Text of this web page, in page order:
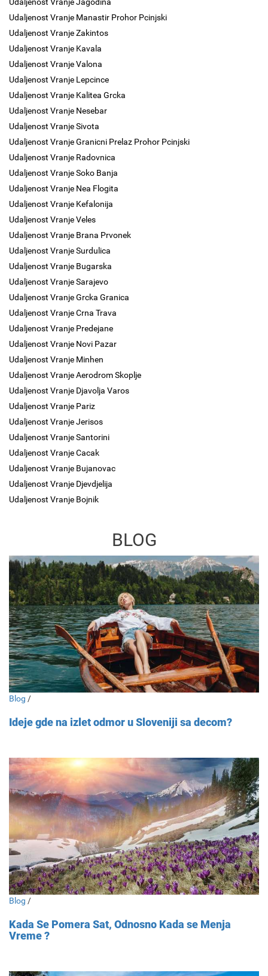
Udaljenost Vranje Manastir Prohor Pcinjski
Udaljenost Vranje Zakintos
Udaljenost Vranje Kavala
Udaljenost Vranje Valona
Udaljenost Vranje Lepcince
Udaljenost Vranje Kalitea Grcka
Udaljenost Vranje Nesebar
Udaljenost Vranje Sivota
Udaljenost Vranje Granicni Prelaz Prohor Pcinjski
Udaljenost Vranje Radovnica
Udaljenost Vranje Soko Banja
Udaljenost Vranje Nea Flogita
Udaljenost Vranje Kefalonija
Udaljenost Vranje Veles
Udaljenost Vranje Brana Prvonek
Udaljenost Vranje Surdulica
Udaljenost Vranje Bugarska
Udaljenost Vranje Sarajevo
Udaljenost Vranje Grcka Granica
Udaljenost Vranje Crna Trava
Udaljenost Vranje Predejane
Udaljenost Vranje Novi Pazar
Udaljenost Vranje Minhen
Udaljenost Vranje Aerodrom Skoplje
Udaljenost Vranje Djavolja Varos
Udaljenost Vranje Pariz
Udaljenost Vranje Jerisos
Udaljenost Vranje Santorini
Udaljenost Vranje Cacak
Udaljenost Vranje Bujanovac
Udaljenost Vranje Djevdjelija
Udaljenost Vranje Bojnik
BLOG
Blog /
Ideje gde na izlet odmor u Sloveniji sa decom?
Blog /
Kada Se Pomera Sat, Odnosno Kada se Menja
Vreme ?